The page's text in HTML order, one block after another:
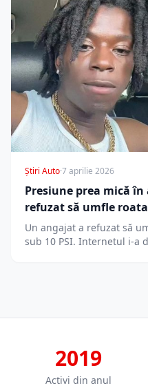
Știri Auto·7 aprilie 2026
Presiune prea mică
refuzat să umfle roata
Un angajat a refuzat să
sub 10 PSI. Internetul i-a
2019
Activi din anul